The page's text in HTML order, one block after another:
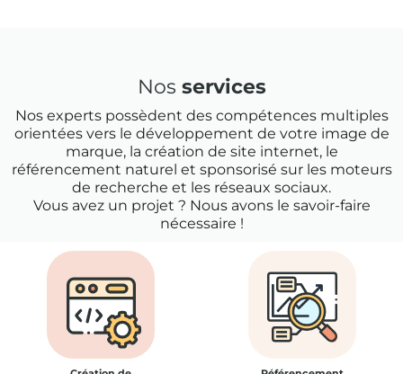
Nos services
Nos experts possèdent des compétences multiples
orientées vers le développement de votre image de
marque, la création de site internet, le
référencement naturel et sponsorisé sur les moteurs
de recherche et les réseaux sociaux.
Vous avez un projet ? Nous avons le savoir-faire
nécessaire !